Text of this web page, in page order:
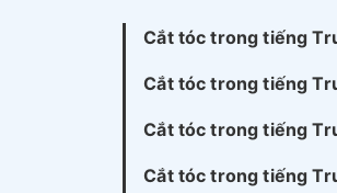
Cắt tóc trong tiếng
Cắt tóc trong tiếng
Cắt tóc trong tiếng
Cắt tóc trong tiếng